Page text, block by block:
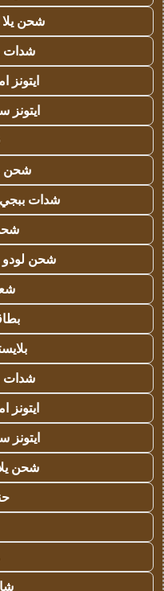
شحن يلا
شدات
شحن
شدات
شحن لودو
شدات
شحن